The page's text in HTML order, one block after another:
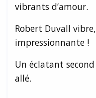
vibrants d’amour.
Robert Duvall
impressionnante !
Un éclatant
allé.